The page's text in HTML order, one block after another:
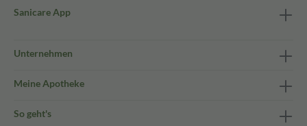
Sanicare App
Unternehmen
Meine Apotheke
So geht's